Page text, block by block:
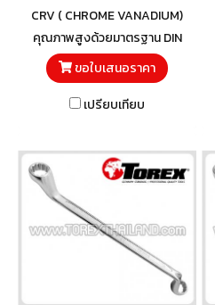
CRV ( CHROME VANADIUM)
คุณภาพสูงด้วยมาตรฐาน DIN
838 และวัสดุโครมวานาเดียม
ขอใบเสนอราคา
เปรียบเทียบ